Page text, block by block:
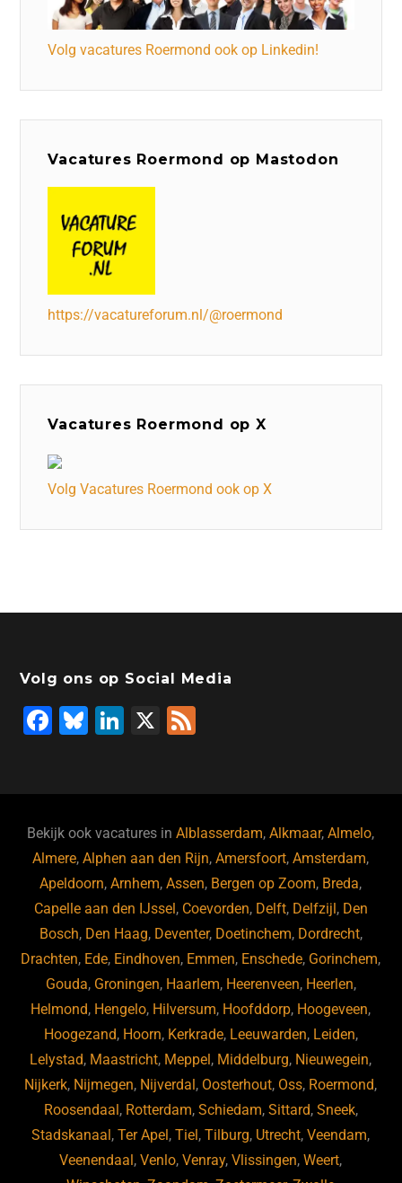
Volg vacatures Roermond ook op Linkedin!
Vacatures Roermond op Mastodon
https://vacatureforum.nl/@roermond
Vacatures Roermond op X
Volg Vacatures Roermond ook op X
Volg ons op Social Media
F
b
o
o
k
Bl
ky
Li
dI
n
X
Bekijk ook vacatures inAlblasserdam,Alkmaar,Almelo,
Almere,Alphen aan den Rijn,Amersfoort,Amsterdam,
Apeldoorn,Arnhem,Assen, Bergen op Zoom, Breda,
Capelle aan den IJssel, Coevorden, Delft, Delfzijl, Den
Bosch, Den Haag, Deventer, Doetinchem, Dordrecht,
Drachten, Ede, Eindhoven, Emmen, Enschede, Gorinchem,
Gouda, Groningen, Haarlem, Heerenveen, Heerlen,
Helmond, Hengelo, Hilversum, Hoofddorp, Hoogeveen,
Hoogezand, Hoorn, Kerkrade, Leeuwarden, Leiden,
Lelystad, Maastricht, Meppel, Middelburg, Nieuwegein,
Nijkerk, Nijmegen, Nijverdal, Oosterhout, Oss, Roermond,
Roosendaal, Rotterdam, Schiedam, Sittard, Sneek,
Stadskanaal,Ter Apel,Tiel,Tilburg, Utrecht,Veendam,
Veenendaal,Venlo,Venray,Vlissingen,Weert,